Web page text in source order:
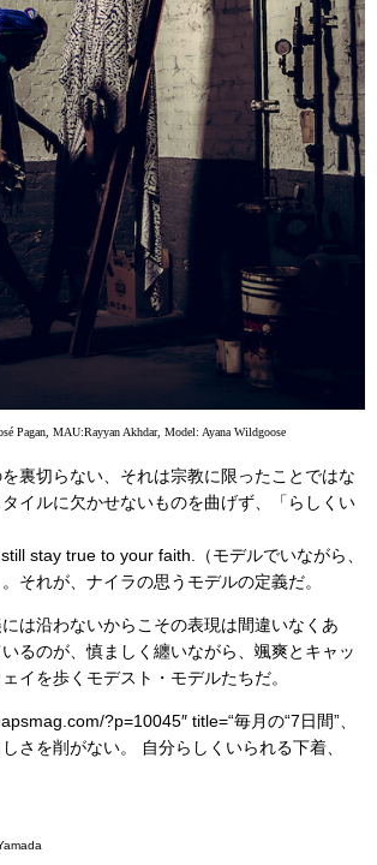
Pagan, MAU:Rayyan Akhdar, Model: Ayana Wildgoose
裏切らない、それは宗教に限ったことではな
イルに欠かせないものを曲げず、「らしくい
stay true to your faith.（モデルでいながら、
それが、ナイラの思うモデルの定義だ。
は沿わないからこその表現は間違いなくあ
るのが、慎ましく纏いながら、颯爽とキャッ
イを歩くモデスト・モデルたちだ。
?p=10045″ title=“毎月の“7日間”、
さを削がない。 自分らしくいられる下着、